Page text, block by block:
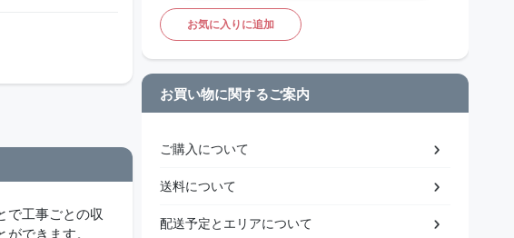
で工事ごとの収
できます。
お気に入りに追加
お買い物に関するご案内
ご購入について
送料について
配送予定とエリアについて